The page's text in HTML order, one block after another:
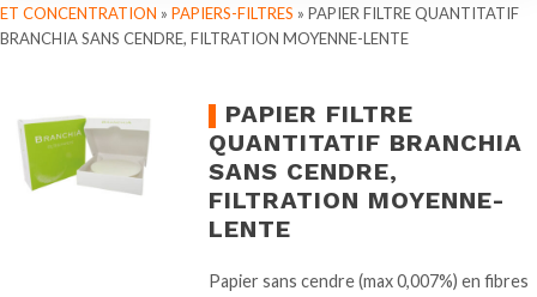
ET CONCENTRATION » PAPIERS-FILTRES » PAPIER FILTRE QUANTITATIF
BRANCHIA SANS CENDRE, FILTRATION MOYENNE-LENTE
PAPIER FILTRE
QUANTITATIF BRANCHIA
SANS CENDRE,
FILTRATION MOYENNE-
LENTE
Papier sans cendre (max 0,007%) en fibres